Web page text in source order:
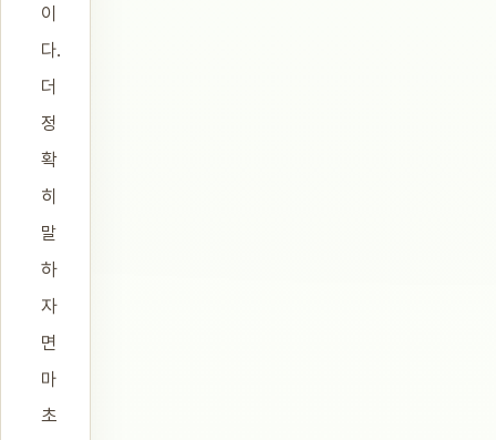
이
다.
더
정
확
히
말
하
자
면
마
초